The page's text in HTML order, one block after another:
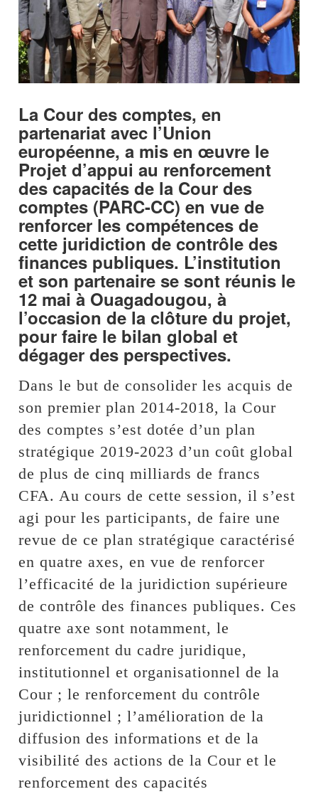
La Cour des comptes, en
partenariat avec l’Union
européenne, a mis en œuvre le
Projet d’appui au renforcement
des capacités de la Cour des
comptes (PARC-CC) en vue de
renforcer les compétences de
cette juridiction de contrôle des
finances publiques. L’institution
et son partenaire se sont réunis le
12 mai à Ouagadougou, à
l’occasion de la clôture du projet,
pour faire le bilan global et
dégager des perspectives.
Dans le but de consolider les acquis de
son premier plan 2014-2018, la Cour
des comptes s’est dotée d’un plan
stratégique 2019-2023 d’un coût global
de plus de cinq milliards de francs
CFA. Au cours de cette session, il s’est
agi pour les participants, de faire une
revue de ce plan stratégique caractérisé
en quatre axes, en vue de renforcer
l’efficacité de la juridiction supérieure
de contrôle des finances publiques. Ces
quatre axe sont notamment, le
renforcement du cadre juridique,
institutionnel et organisationnel de la
Cour ; le renforcement du contrôle
juridictionnel ; l’amélioration de la
diffusion des informations et de la
visibilité des actions de la Cour et le
renforcement des capacités